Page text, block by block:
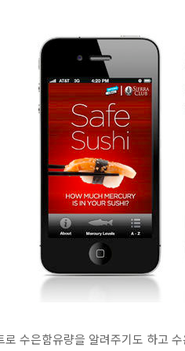
수은함유량을 알려주기도 하고